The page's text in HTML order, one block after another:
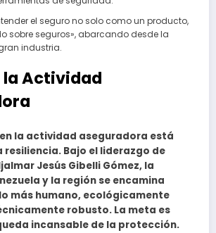
el seguro no solo como un producto,
sobre seguros», abarcando desde la
industria.
la Actividad
la actividad aseguradora está
Bajo el liderazgo de
Jesús Gibelli Gómez, la
y la región se encamina
más humano, ecológicamente
robusto. La meta es
incansable de la protección.